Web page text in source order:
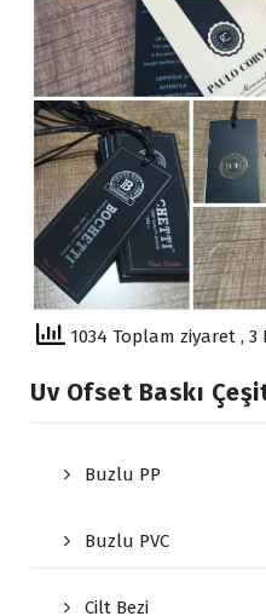
1034 Toplam ziyaret , 3
Uv Ofset Baskı
Buzlu PP
Buzlu PVC
Cilt Bezi